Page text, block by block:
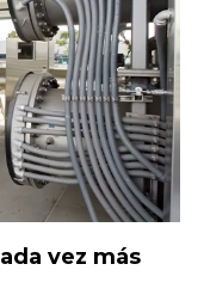
vez más